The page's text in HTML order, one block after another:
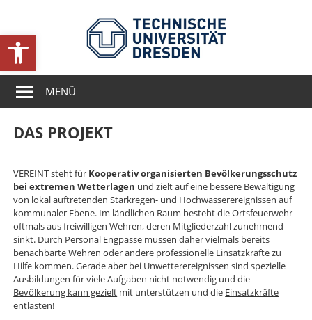
Werkzeugleiste öffnen
springen
CIMTT-
Projekte
Kooperativ
organisierter
Bevölkerungsschutz
bei
extremen
Wetterlagen
MENÜ
DAS PROJEKT
VEREINT steht für Kooperativ organisierten Bevölkerungsschutz
bei extremen Wetterlagen und zielt auf eine bessere Bewältigung
von lokal auftretenden Starkregen- und Hochwasserereignissen auf
kommunaler Ebene. Im ländlichen Raum besteht die Ortsfeuerwehr
oftmals aus freiwilligen Wehren, deren Mitgliederzahl zunehmend
sinkt. Durch Personal Engpässe müssen daher vielmals bereits
benachbarte Wehren oder andere professionelle Einsatzkräfte zu
Hilfe kommen. Gerade aber bei Unwetterereignissen sind spezielle
Ausbildungen für viele Aufgaben nicht notwendig und die
Bevölkerung kann gezielt mit unterstützen und die Einsatzkräfte
entlasten!